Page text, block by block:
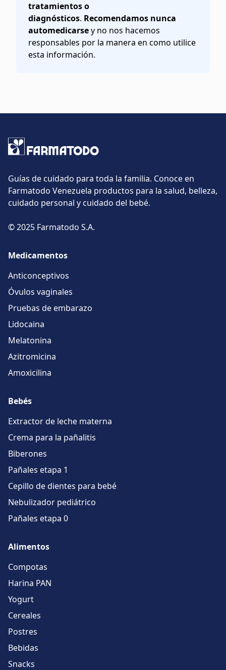
tratamientos o
diagnósticos. Recomendamos nunca
automedicarsey no nos hacemos
responsables por la manera en como utilice
esta información.
Guías de cuidado para toda la familia. Conoce en
Farmatodo Venezuela productos para la salud, belleza,
cuidado personal y cuidado del bebé.
© 2025 Farmatodo S.A.
Medicamentos
Anticonceptivos
Óvulos vaginales
Pruebas de embarazo
Lidocaina
Melatonina
Azitromicina
Amoxicilina
Bebés
Extractor de leche materna
Crema para la pañalitis
Biberones
Pañales etapa 1
Cepillo de dientes para bebé
Nebulizador pediátrico
Pañales etapa 0
Alimentos
Compotas
Harina PAN
Yogurt
Cereales
Postres
Bebidas
Snacks